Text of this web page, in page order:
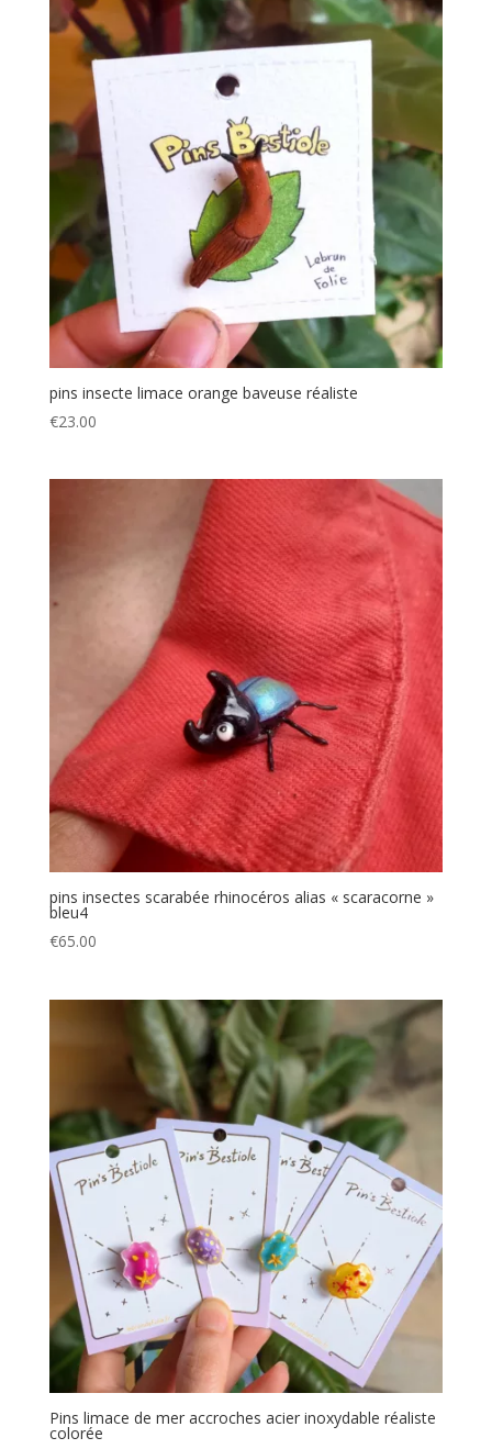
pins insecte limace orange baveuse réaliste
€23.00
pins insectes scarabée rhinocéros alias « scaracorne »
bleu4
€65.00
Pins limace de mer accroches acier inoxydable réaliste
colorée